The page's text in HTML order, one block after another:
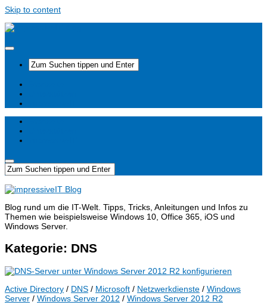
Skip to content
Blog rund um die IT-Welt. Tipps, Tricks, Anleitungen und Infos zu
Themen wie beispielsweise Windows 10, Office 365, iOS und
Windows Server.
Kategorie: DNS
Active Directory / DNS / Microsoft / Netzwerkdienste / Windows
Server / Windows Server 2012 / Windows Server 2012 R2